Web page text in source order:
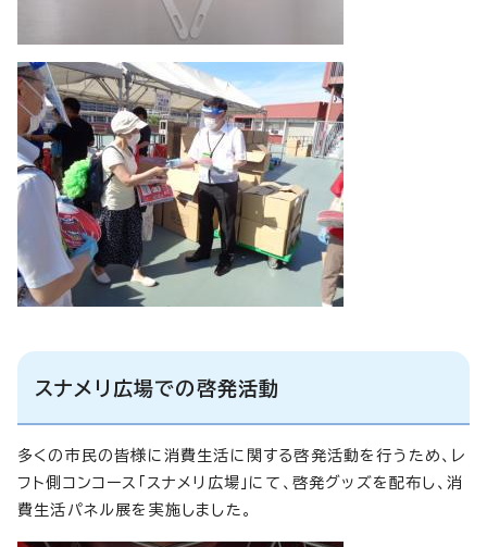
スナメリ広場での啓発活動
多くの市民の皆様に消費生活に関する啓発活動を行うため、レ
フト側コンコース「スナメリ広場」にて、啓発グッズを配布し、消
費生活パネル展を実施しました。